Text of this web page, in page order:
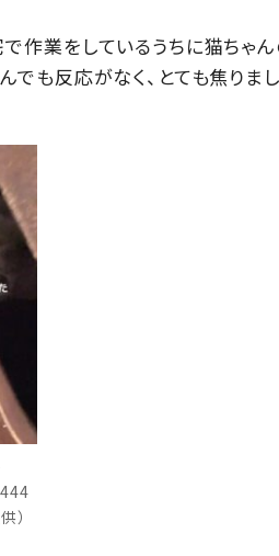
作業をしているうちに猫ちゃ
でも反応がなく、とても焦りま
）